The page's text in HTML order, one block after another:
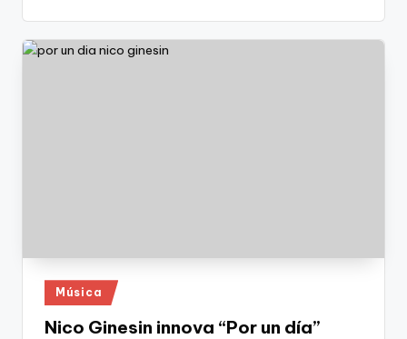
Publicado
en
Música
Nico Ginesin innova “Por un día”